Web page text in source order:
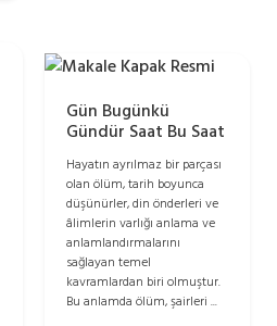
Gün Bugünkü
Gündür Saat Bu Saat
Hayatın ayrılmaz bir parçası
olan ölüm, tarih boyunca
düşünürler, din önderleri ve
âlimlerin varlığı anlama ve
anlamlandırmalarını
sağlayan temel
kavramlardan biri olmuştur.
Bu anlamda ölüm, şairleri ...